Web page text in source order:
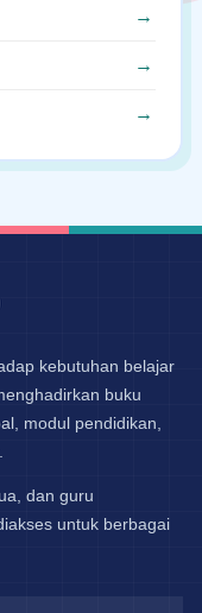
kebutuhan belajar
buku
modul pendidikan,
dan guru
untuk berbagai